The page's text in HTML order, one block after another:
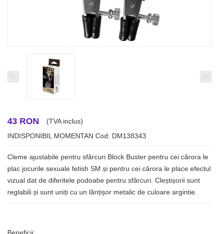
< >
43 RON
(TVA inclus)
INDISPONIBIL MOMENTAN Cod: DM138343
Cleme ajustabile pentru sfârcuri Block Buster pentru cei cărora le
plac jocurile sexuale fetish SM și pentru cei cărora le place efectul
vizual dat de diferitele podoabe pentru sfârcuri. Cleștișorii sunt
reglabili și sunt uniți cu un lănțișor metalic de culoare argintie.